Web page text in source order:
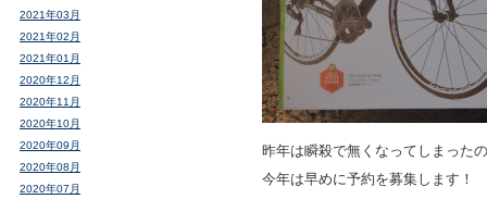
昨年は瞬殺で無くなってしまった
今年は早めに予約を募集します！
2021年03月
2021年02月
2021年01月
2020年12月
2020年11月
2020年10月
2020年09月
2020年08月
2020年07月